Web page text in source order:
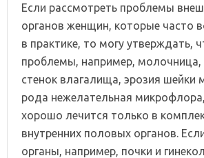
Если рассмотреть проблемы
органов женщин, которые часто
в практике, то могу утверждать,
проблемы, например, молочница,
стенок влагалища, эрозия шейки
рода нежелательная
хорошо лечится только в
внутренних половых органов.
органы, например, почки и